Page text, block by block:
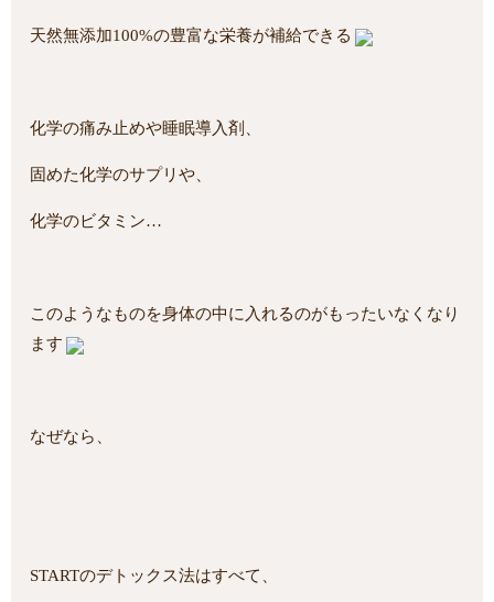
天然無添加100%の豊富な栄養が補給できる
化学の痛み止めや睡眠導入剤、
固めた化学のサプリや、
化学のビタミン…
このようなものを身体の中に入れるのがもったいなくなり
ます
なぜなら、
STARTのデトックス法はすべて、